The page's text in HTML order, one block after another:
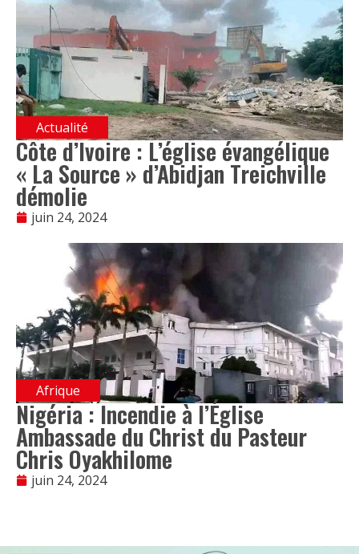
Actualité
Côte d’Ivoire : L’église évangélique
« La Source » d’Abidjan Treichville
démolie
juin 24, 2024
Afrique
Nigéria : Incendie à l’Église
Ambassade du Christ du Pasteur
Chris Oyakhilome
juin 24, 2024